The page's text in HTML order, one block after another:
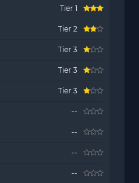
Tier 1
Tier 2
Tier 3
Tier 3
Tier 3
--
--
--
--